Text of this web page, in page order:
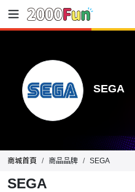
SEGA
商城首頁 商品品牌 SEGA
SEGA